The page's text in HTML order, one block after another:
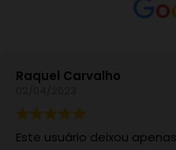
Raquel Carvalho
Este usuário deixou